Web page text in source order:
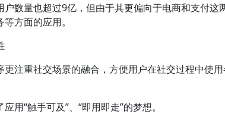
户数量也超过9亿，但由于其更偏向于电商和支付这
方面的应用。
更注重社交场景的融合，方便用户在社交过程中使
用“触手可及”、“即用即走”的梦想。